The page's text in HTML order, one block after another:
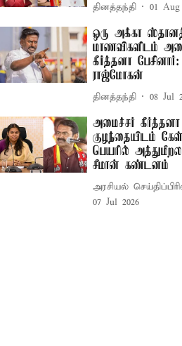
தினத்தந்தி 01 Aug
ஒரு அக்கா
மாணவிகளிடம்
கீர்த்தனா
ராஜ்மோகன்
தினத்தந்தி 08 Jul
அமைச்சர் கீர்த்தனா
குழந்தையிடம்
பெயரில்
சீமான் கண்டனம்
அரசியல்
07 Jul 2026